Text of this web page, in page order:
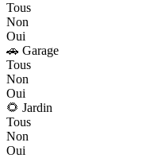
Tous
Non
Oui
🚗 Garage
Tous
Non
Oui
🌻 Jardin
Tous
Non
Oui